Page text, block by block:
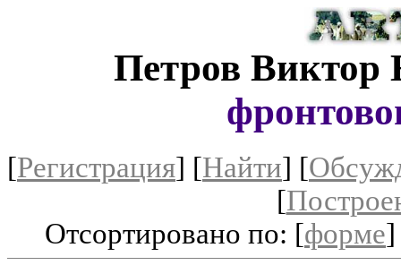
Петров Виктор
[Регистрация] [Найти] [
[
Отсортировано по: [форме